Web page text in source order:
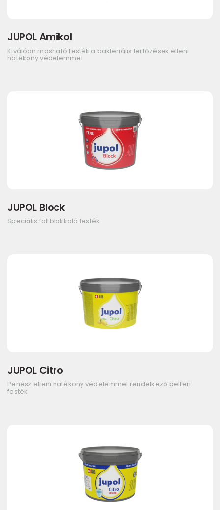
JUPOL Amikol
Kiválóan mosható festék a bakteriális fertőzések elleni
hatékony védelemmel
JUPOL Block
Speciális foltblokkoló festék
JUPOL Citro
Penész elleni hatékony védelemmel rendelkező beltéri
festék